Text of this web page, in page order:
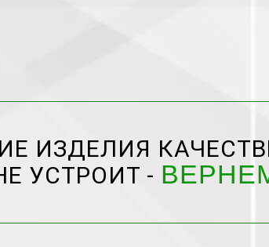
ИЗДЕЛИЯ
УСТРОИТ -